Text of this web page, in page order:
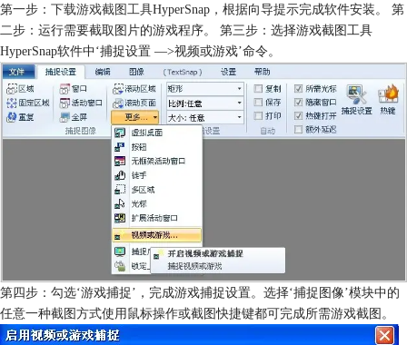
第一步： 下载游戏截图工具HyperSnap，根据向导提示完成软件安装。 第
二步：运行需要截取图片的游戏程序。 第三步：选择游戏截图工具
HyperSnap软件中‘捕捉设置 —>视频或游戏’命令。
第四步：勾选‘游戏捕捉’，完成游戏捕捉设置。选择‘捕捉图像’模块中的
任意一种截图方式使用鼠标操作或截图快捷键都可完成所需游戏截图。